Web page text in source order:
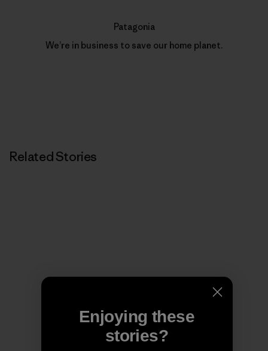
Patagonia
We’re in business to save our home planet.
Related Stories
Enjoying these
stories?